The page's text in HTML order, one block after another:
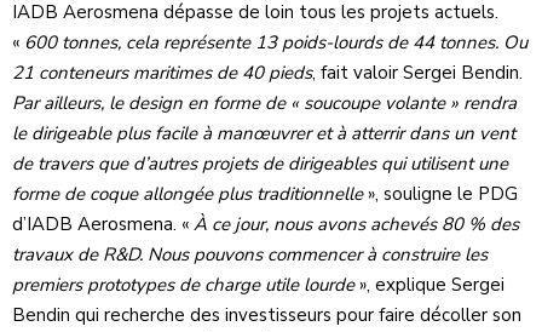
IADB Aerosmena dépasse de loin tous les projets actuels.
« 600 tonnes, cela représente 13 poids-lourds de 44 tonnes. Ou
21 conteneurs maritimes de 40 pieds, fait valoir Sergei Bendin.
Par ailleurs, le design en forme de « soucoupe volante » rendra
le dirigeable plus facile à manœuvrer et à atterrir dans un vent
de travers que d’autres projets de dirigeables qui utilisent une
forme de coque allongée plus traditionnelle», souligne le PDG
d’IADB Aerosmena. « À ce jour, nous avons achevés 80 % des
travaux de R&D. Nous pouvons commencer à construire les
premiers prototypes de charge utile lourde», explique Sergei
Bendin qui recherche des investisseurs pour faire décoller son